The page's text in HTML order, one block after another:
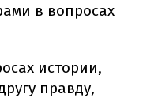
в вопросах
истории,
правду,